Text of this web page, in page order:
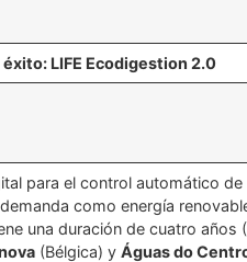
éxito: LIFE Ecodigestion 2.0
para el control automático de
como energía
una duración de cuatro
(Bélgica) y Águas do